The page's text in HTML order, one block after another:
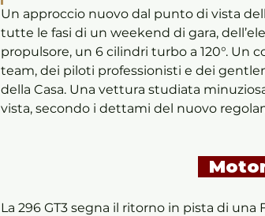
Un approccio nuovo dal punto di vista
tutte le fasi di un weekend di gara,
propulsore, un 6 cilindri turbo a 120°. Un
team, dei piloti professionisti e dei
della Casa. Una vettura studiata
vista, secondo i dettami del nuovo
La 296 GT3 segna il ritorno in pista di